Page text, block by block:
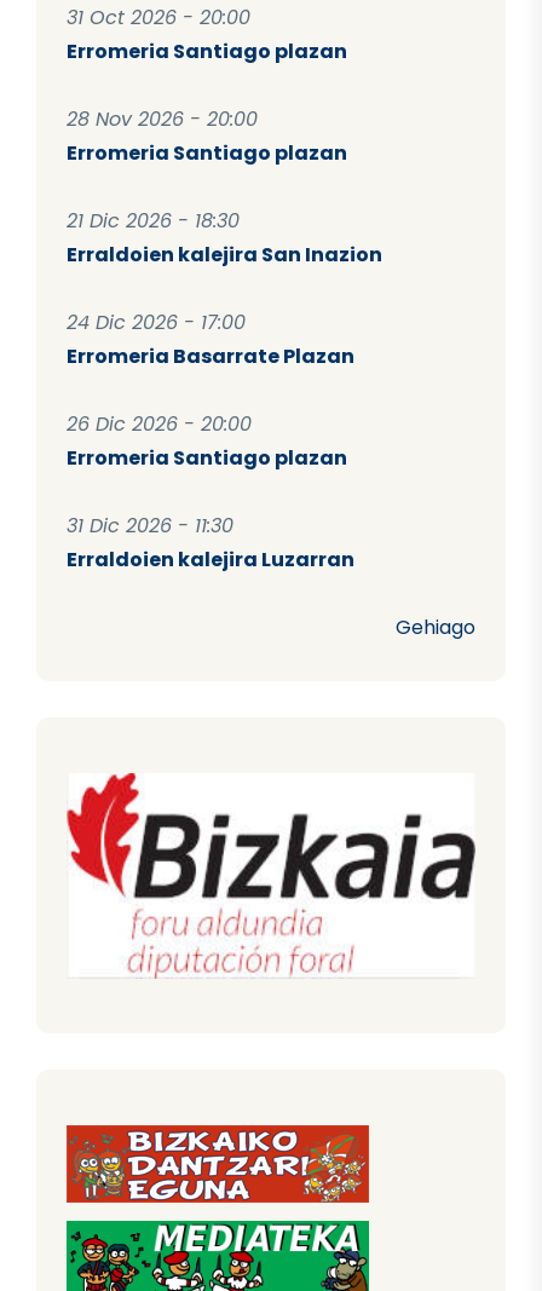
31 Oct 2026 - 20:00
Erromeria Santiago plazan
28 Nov 2026 - 20:00
Erromeria Santiago plazan
21 Dic 2026 - 18:30
Erraldoien kalejira San Inazion
24 Dic 2026 - 17:00
Erromeria Basarrate Plazan
26 Dic 2026 - 20:00
Erromeria Santiago plazan
31 Dic 2026 - 11:30
Erraldoien kalejira Luzarran
Gehiago